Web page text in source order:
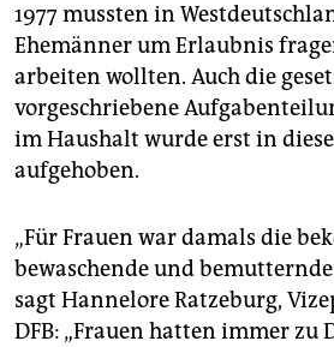
1977 mussten in
Ehemänner um Erlaubnis
arbeiten wollten. Auch die
vorgeschriebene
im Haushalt wurde erst in
aufgehoben.
„Für Frauen war damals die
bewaschende und bemutternde
sagt Hannelore Ratzeburg,
DFB: „Frauen hatten immer zu